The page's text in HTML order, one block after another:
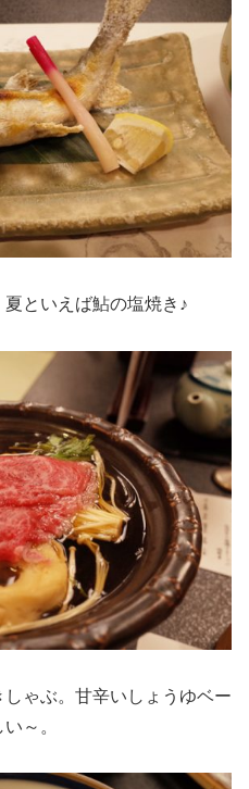
といえば鮎の塩焼き♪
ゃぶ。甘辛いしょうゆベー
～。